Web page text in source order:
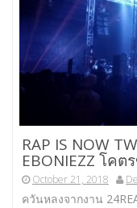
RAP IS NOW
EBONIEZZ โคต
October 21, 2018
ควันหลงจากงาน